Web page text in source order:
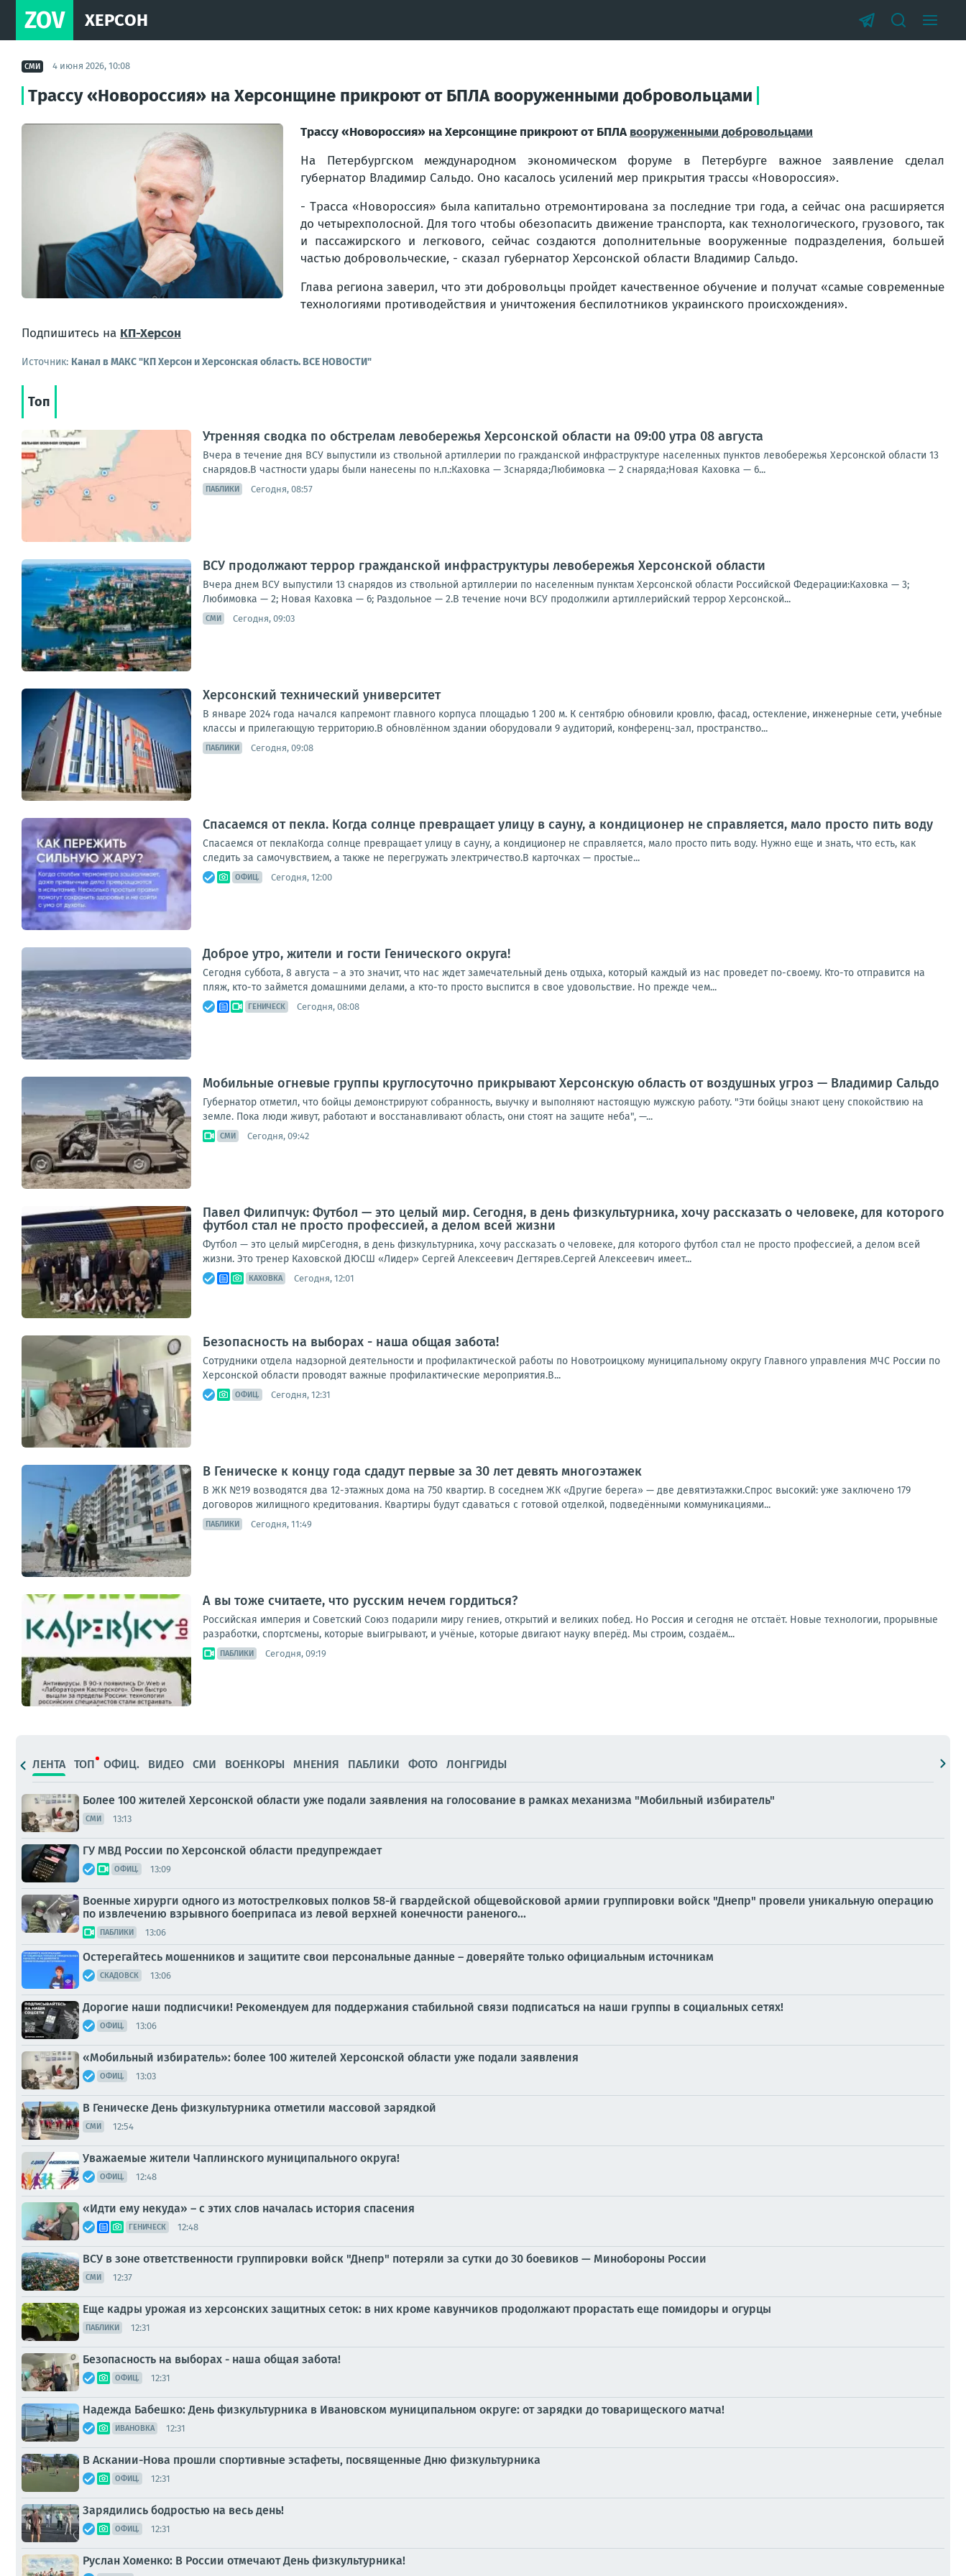
ZOV ХЕРСОН
СМИ 4 июня 2026, 10:08
Трассу «Новороссия» на Херсонщине прикроют от БПЛА вооруженными добровольцами
Трассу «Новороссия» на Херсонщине прикроют от БПЛА вооруженными добровольцами
На Петербургском международном экономическом форуме в Петербурге важное заявление сделал
губернатор Владимир Сальдо. Оно касалось усилений мер прикрытия трассы «Новороссия».
- Трасса «Новороссия» была капитально отремонтирована за последние три года, а сейчас она расширяется
до четырехполосной. Для того чтобы обезопасить движение транспорта, как технологического, грузового, так
и пассажирского и легкового, сейчас создаются дополнительные вооруженные подразделения, большей
частью добровольческие, - сказал губернатор Херсонской области Владимир Сальдо.
Глава региона заверил, что эти добровольцы пройдет качественное обучение и получат «самые современные
технологиями противодействия и уничтожения беспилотников украинского происхождения».
Подпишитесь на КП-Херсон
Источник: Канал в МАКС "КП Херсон и Херсонская область. ВСЕ НОВОСТИ"
Топ
Утренняя сводка по обстрелам левобережья Херсонской области на 09:00 утра 08 августа
Вчера в течение дня ВСУ выпустили из ствольной артиллерии по гражданской инфраструктуре населенных пунктов левобережья Херсонской области 13
снарядов.В частности удары были нанесены по н.п.:Каховка — 3снаряда;Любимовка — 2 снаряда;Новая Каховка — 6...
ПАБЛИКИ Сегодня, 08:57
ВСУ продолжают террор гражданской инфраструктуры левобережья Херсонской области
Вчера днем ВСУ выпустили 13 снарядов из ствольной артиллерии по населенным пунктам Херсонской области Российской Федерации:Каховка — 3;
Любимовка — 2; Новая Каховка — 6; Раздольное — 2.В течение ночи ВСУ продолжили артиллерийский террор Херсонской...
СМИ Сегодня, 09:03
Херсонский технический университет
В январе 2024 года начался капремонт главного корпуса площадью 1 200 м. К сентябрю обновили кровлю, фасад, остекление, инженерные сети, учебные
классы и прилегающую территорию.В обновлённом здании оборудовали 9 аудиторий, конференц-зал, пространство...
ПАБЛИКИ Сегодня, 09:08
Спасаемся от пекла. Когда солнце превращает улицу в сауну, а кондиционер не справляется, мало просто пить воду
Спасаемся от пеклаКогда солнце превращает улицу в сауну, а кондиционер не справляется, мало просто пить воду. Нужно еще и знать, что есть, как
следить за самочувствием, а также не перегружать электричество.В карточках — простые...
ОФИЦ. Сегодня, 12:00
Доброе утро, жители и гости Генического округа!
Сегодня суббота, 8 августа – а это значит, что нас ждет замечательный день отдыха, который каждый из нас проведет по-своему. Кто-то отправится на
пляж, кто-то займется домашними делами, а кто-то просто выспится в свое удовольствие. Но прежде чем...
ГЕНИЧЕСК Сегодня, 08:08
Мобильные огневые группы круглосуточно прикрывают Херсонскую область от воздушных угроз — Владимир Сальдо
Губернатор отметил, что бойцы демонстрируют собранность, выучку и выполняют настоящую мужскую работу. "Эти бойцы знают цену спокойствию на
земле. Пока люди живут, работают и восстанавливают область, они стоят на защите неба", —...
СМИ Сегодня, 09:42
Павел Филипчук: Футбол — это целый мир. Сегодня, в день физкультурника, хочу рассказать о человеке, для которого
футбол стал не просто профессией, а делом всей жизни
Футбол — это целый мирСегодня, в день физкультурника, хочу рассказать о человеке, для которого футбол стал не просто профессией, а делом всей
жизни. Это тренер Каховской ДЮСШ «Лидер» Сергей Алексеевич Дегтярев.Сергей Алексеевич имеет...
КАХОВКА Сегодня, 12:01
Безопасность на выборах - наша общая забота!
Сотрудники отдела надзорной деятельности и профилактической работы по Новотроицкому муниципальному округу Главного управления МЧС России по
Херсонской области проводят важные профилактические мероприятия.В...
ОФИЦ. Сегодня, 12:31
В Геническе к концу года сдадут первые за 30 лет девять многоэтажек
В ЖК №19 возводятся два 12-этажных дома на 750 квартир. В соседнем ЖК «Другие берега» — две девятиэтажки.Спрос высокий: уже заключено 179
договоров жилищного кредитования. Квартиры будут сдаваться с готовой отделкой, подведёнными коммуникациями...
ПАБЛИКИ Сегодня, 11:49
А вы тоже считаете, что русским нечем гордиться?
Российская империя и Советский Союз подарили миру гениев, открытий и великих побед. Но Россия и сегодня не отстаёт. Новые технологии, прорывные
разработки, спортсмены, которые выигрывают, и учёные, которые двигают науку вперёд. Мы строим, создаём...
ПАБЛИКИ Сегодня, 09:19
ЛЕНТА ТОП ОФИЦ. ВИДЕО СМИ ВОЕНКОРЫ МНЕНИЯ ПАБЛИКИ ФОТО ЛОНГРИДЫ
Более 100 жителей Херсонской области уже подали заявления на голосование в рамках механизма "Мобильный избиратель"
СМИ 13:13
ГУ МВД России по Херсонской области предупреждает
ОФИЦ. 13:09
Военные хирурги одного из мотострелковых полков 58-й гвардейской общевойсковой армии группировки войск "Днепр" провели уникальную операцию
по извлечению взрывного боеприпаса из левой верхней конечности раненого...
ПАБЛИКИ 13:06
Остерегайтесь мошенников и защитите свои персональные данные – доверяйте только официальным источникам
СКАДОВСК 13:06
Дорогие наши подписчики! Рекомендуем для поддержания стабильной связи подписаться на наши группы в социальных сетях!
ОФИЦ. 13:06
«Мобильный избиратель»: более 100 жителей Херсонской области уже подали заявления
ОФИЦ. 13:03
В Геническе День физкультурника отметили массовой зарядкой
СМИ 12:54
Уважаемые жители Чаплинского муниципального округа!
ОФИЦ. 12:48
«Идти ему некуда» – с этих слов началась история спасения
ГЕНИЧЕСК 12:48
ВСУ в зоне ответственности группировки войск "Днепр" потеряли за сутки до 30 боевиков — Минобороны России
СМИ 12:37
Еще кадры урожая из херсонских защитных сеток: в них кроме кавунчиков продолжают прорастать еще помидоры и огурцы
ПАБЛИКИ 12:31
Безопасность на выборах - наша общая забота!
ОФИЦ. 12:31
Надежда Бабешко: День физкультурника в Ивановском муниципальном округе: от зарядки до товарищеского матча!
ИВАНОВКА 12:31
В Аскании-Нова прошли спортивные эстафеты, посвященные Дню физкультурника
ОФИЦ. 12:31
Зарядились бодростью на весь день!
ОФИЦ. 12:31
Руслан Хоменко: В России отмечают День физкультурника!